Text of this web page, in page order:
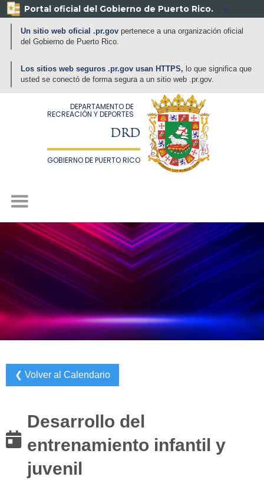
Portal oficial del Gobierno de Puerto Rico. 
Un sitio web oficial .pr.govpertenece a una organización oficial
del Gobierno de Puerto Rico.
Los sitios web seguros .pr.gov usan HTTPS, lo que significa que
usted se conectó de forma segura a un sitio web .pr.gov.
DEPARTAMENTO DE
RECREACIÓN Y DEPORTES
DRD
GOBIERNO DE PUERTO RICO
❮ Volver al Calendario

Desarrollo del
entrenamiento infantil y
juvenil